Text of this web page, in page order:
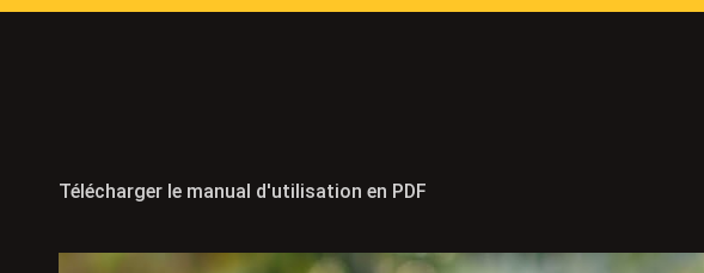
Télécharger le manual d'utilisation en PDF